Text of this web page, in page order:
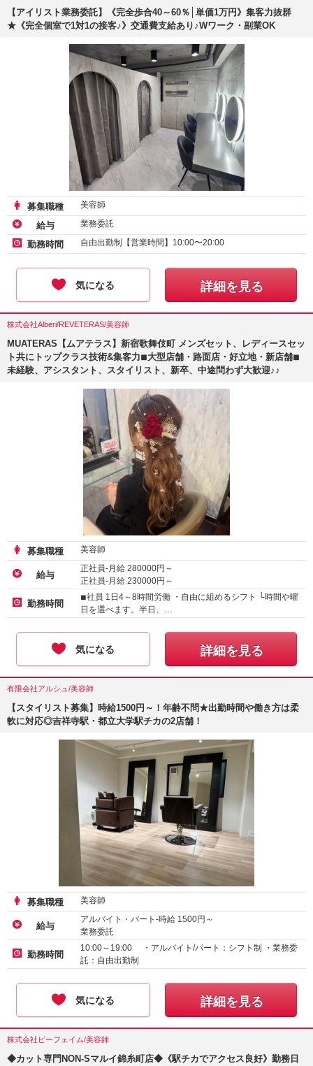
【アイリスト業務委託】《完全歩合40～60％│単価1万円》集客力抜群
★《完全個室で1対1の接客♪》交通費支給あり♪Wワーク・副業OK
募集職種 美容師
給与 業務委託
勤務時間 自由出勤制【営業時間】10:00〜20:00
気になる 詳細を見る
株式会社Alberi/REVETERAS/美容師
MUATERAS【ムアテラス】新宿歌舞伎町 メンズセット、レディースセッ
ト共にトップクラス技術&集客力◾︎大型店舗・路面店・好立地・新店舗◾︎
未経験、アシスタント、スタイリスト、新卒、中途問わず大歓迎♪♪
募集職種 美容師
給与
正社員-月給 280000円～
正社員-月給 230000円～
アルバイト・パート-時給 : 1250～2500 円
勤務時間
◾︎社員 1日4～8時間労働 ・自由に組めるシフト └時間や曜
日を選べます。半日、…
気になる 詳細を見る
有限会社アルシュ/美容師
【スタイリスト募集】時給1500円～！年齢不問★出勤時間や働き方は柔
軟に対応◎吉祥寺駅・都立大学駅チカの2店舗！
募集職種 美容師
給与
アルバイト・パート-時給 1500円～
業務委託
勤務時間
10:00～19:00 ・アルバイト/パート：シフト制 ・業務委
託：自由出勤制
気になる 詳細を見る
株式会社ビーフェイム/美容師
◆カット専門NON-Sマルイ錦糸町店◆《駅チカでアクセス良好》勤務日